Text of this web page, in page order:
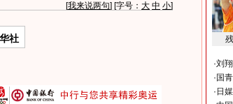
[我来说两句] [字号： 大 中 小]
社
·刘
· 国
· 日